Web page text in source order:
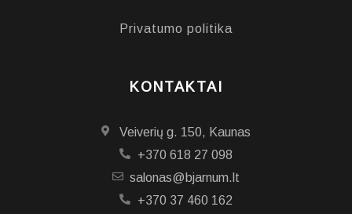
Privatumo politika
KONTAKTAI
Veiverių g. 150, Kaunas
+370 618 27 098
salonas@bjarnum.lt
+370 37 460 162